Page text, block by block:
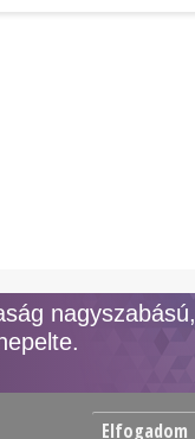
Elfogadom